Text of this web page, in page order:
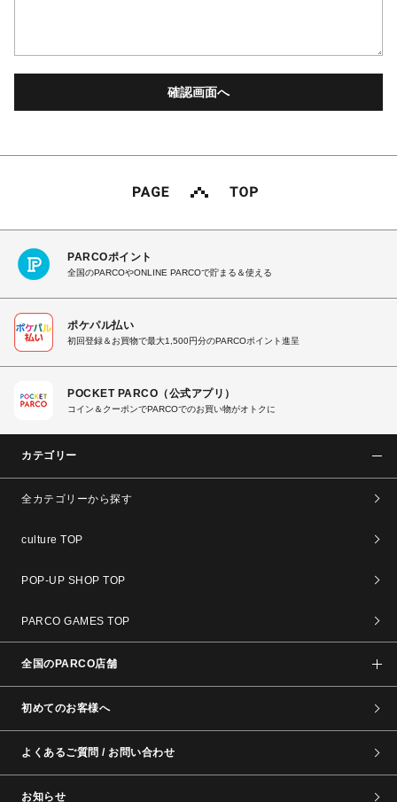
PARCOポイント
全国のPARCOやONLINE PARCOで貯まる＆使える
ポケパル払い
初回登録＆お買物で最大1,500円分のPARCOポイント進呈
POCKET PARCO（公式アプリ）
コイン＆クーポンでPARCOでのお買い物がオトクに
カテゴリー
全カテゴリーから探す
culture TOP
POP-UP SHOP TOP
PARCO GAMES TOP
全国のPARCO店舗
初めてのお客様へ
よくあるご質問 / お問い合わせ
お知らせ